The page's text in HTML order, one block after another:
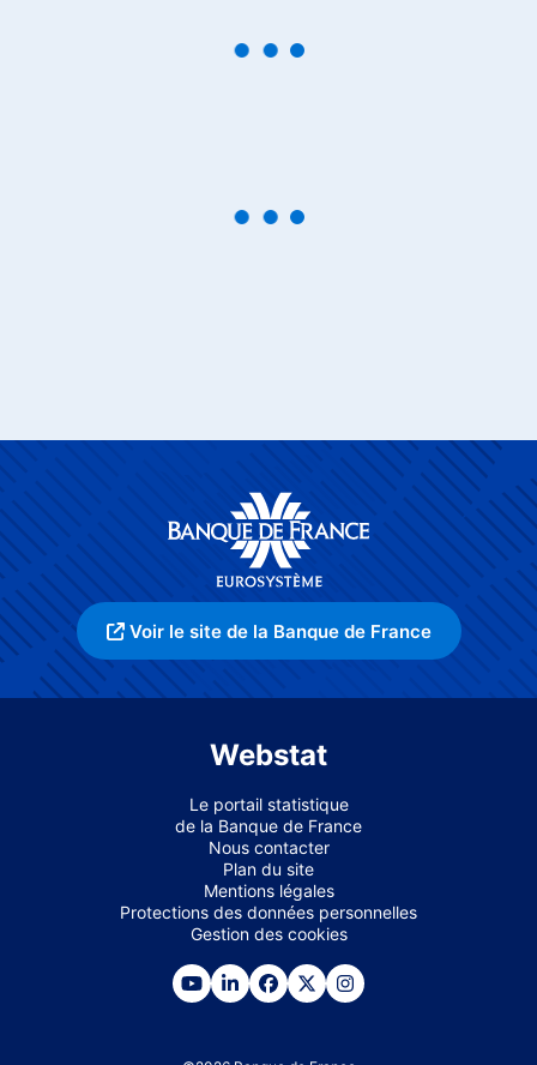
Voir le site de la Banque de France
Webstat
Le portail statistique
de la Banque de France
Nous contacter
Plan du site
Mentions légales
Protections des données personnelles
Gestion des cookies